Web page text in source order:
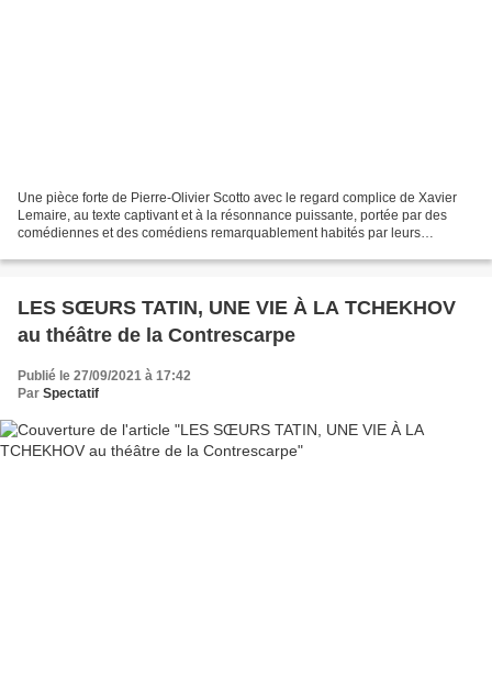
Une pièce forte de Pierre-Olivier Scotto avec le regard complice de Xavier
Lemaire, au texte captivant et à la résonnance puissante, portée par des
comédiennes et des comédiens remarquablement habités par leurs
LES SŒURS TATIN, UNE VIE À LA TCHEKHOV
au théâtre de la Contrescarpe
Publié le 27/09/2021 à 17:42
Par Spectatif